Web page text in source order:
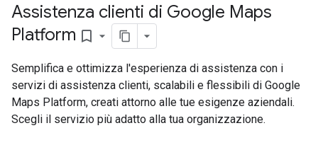
Assistenza clienti di Google Maps
Platform bookmark_border
Semplifica e ottimizza l'esperienza di assistenza con i
servizi di assistenza clienti, scalabili e flessibili di Google
Maps Platform, creati attorno alle tue esigenze aziendali.
Scegli il servizio più adatto alla tua organizzazione.